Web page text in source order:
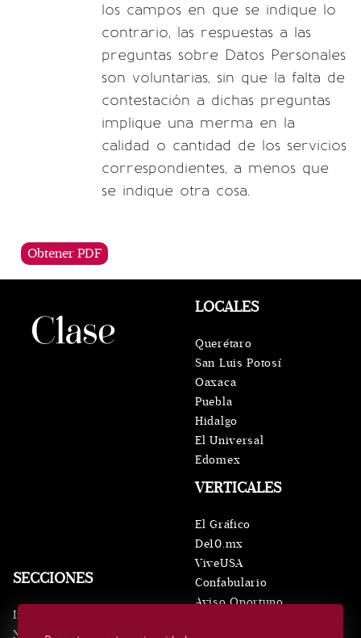
los campos en que se indique lo
contrario, las respuestas a las
preguntas sobre Datos Personales
son voluntarias, sin que la falta de
contestación a dichas preguntas
implique una merma en la
calidad o cantidad de los servicios
correspondientes, a menos que
se indique otra cosa.
Obtener PDF
SECCIONES
Inicio
Noticias
VERTICALES
El Gráfico
De10.mx
ViveUSA
Confabulario
Aviso Oportuno
LOCALES
Querétaro
San Luis Potosí
Oaxaca
Puebla
Hidalgo
El Universal
Edomex